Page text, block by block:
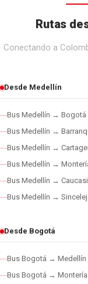
Rutas
Conectando a
Desde Medellín
Bus Medellín → Bogotá
Bus Medellín →
Bus Medellín →
Bus Medellín →
Bus Medellín →
Bus Medellín →
Desde Bogotá
Bus Bogotá → Medellín
Bus Bogotá → Montería